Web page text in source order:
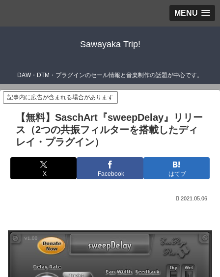
MENU
Sawayaka Trip!
DAW・DTM・プラグインのセール情報と音楽制作の話題が中心です。
記事内に広告が含まれる場合があります
【無料】SaschArt『sweepDelay』リリー
ス（2つの共振フィルターを搭載したディ
レイ・プラグイン）
X Facebook はてブ
2021.05.06